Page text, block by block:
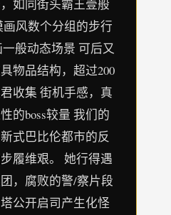
如同街头霸王壹般
风数个分组的步行
般动态场景 可后又
物品结构，超过200
收集 街机手感，真
的boss较量 我们的
式巴比伦都市的反
履维艰。 她行得遇
，腐败的警/察片段
公开启司产生化怪